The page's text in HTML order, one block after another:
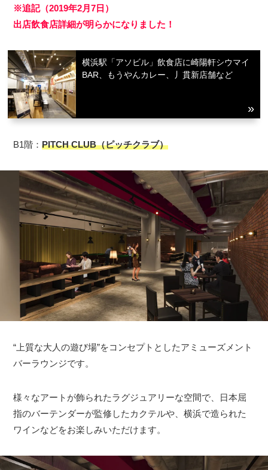
※追記（2019年2月7日）
出店飲食店詳細が明らかになりました！
横浜駅「アソビル」飲食店に崎陽軒シウマイ
BAR、もうやんカレー、丿貫新店舗など
B1階：PITCH CLUB（ピッチクラブ）
“上質な大人の遊び場”をコンセプトとしたアミューズメント
バーラウンジです。
様々なアートが飾られたラグジュアリーな空間で、日本屈
指のバーテンダーが監修したカクテルや、横浜で造られた
ワインなどをお楽しみいただけます。